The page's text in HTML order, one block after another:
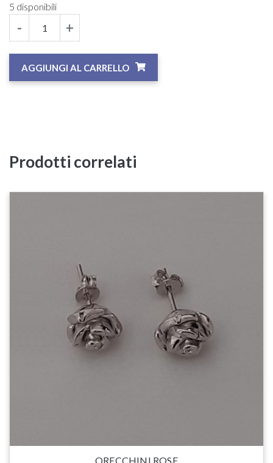
5 disponibili
- +
AGGIUNGI AL CARRELLO
Prodotti correlati
ORECCHINI ROSE